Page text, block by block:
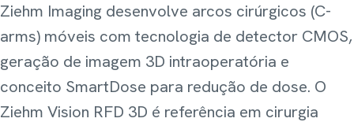
Centro Cirúrgico
Internação & Home Care
Conforto & Mobiliário
Conservação & Infraestrutura
Imagem médica
Stiegelmeyer
Leitos hospitalares
Oqtis
Portfólio
Ziehm Imaging desenvolve arcos cirúrgicos (C-
arms) móveis com tecnologia de detector CMOS,
geração de imagem 3D intraoperatória e
conceito SmartDose para redução de dose. O
Ziehm Vision RFD 3D é referência em cirurgia